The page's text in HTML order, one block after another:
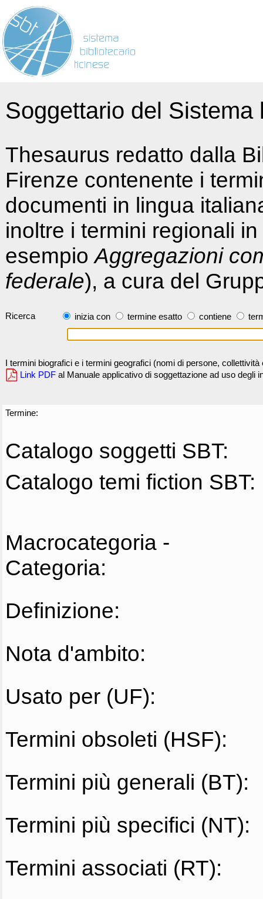
Soggettario del
Thesaurus redatto dalla
Firenze contenente i
documenti in lingua
inoltre i termini regionali
esempioAggregazioni
federale), a cura del
Ricerca inizia con termine esatto contiene
I termini biografici e i termini geografici (nomi di persone,
Link PDF al Manuale applicativo di soggettazione ad uso degli
Termine:
Catalogo soggetti SBT:
Catalogo temi fiction SBT:
Macrocategoria -
Categoria:
Definizione:
Nota d'ambito:
Usato per (UF):
Termini obsoleti (HSF):
Termini più generali (BT):
Termini più specifici (NT):
Termini associati (RT):